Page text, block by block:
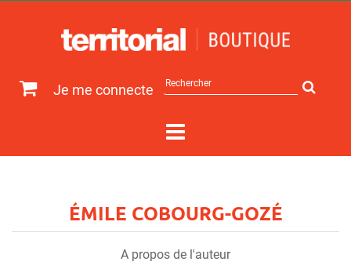
Je me connecte
sur
ÉMILE COBOURG-GOZÉ
A propos de l'auteur